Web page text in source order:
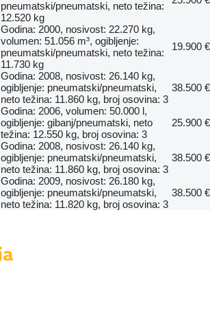
pneumatski/pneumatski, neto težina:
12.520 kg
Godina: 2000, nosivost: 22.270 kg,
volumen: 51.056 m³, ogibljenje:
pneumatski/pneumatski, neto težina:
11.730 kg
19.900 €
Godina: 2008, nosivost: 26.140 kg,
ogibljenje: pneumatski/pneumatski,
neto težina: 11.860 kg, broj osovina: 3
38.500 €
Godina: 2006, volumen: 50.000 l,
ogibljenje: gibanj/pneumatski, neto
težina: 12.550 kg, broj osovina: 3
25.900 €
Godina: 2008, nosivost: 26.140 kg,
ogibljenje: pneumatski/pneumatski,
neto težina: 11.860 kg, broj osovina: 3
38.500 €
Godina: 2009, nosivost: 26.180 kg,
ogibljenje: pneumatski/pneumatski,
neto težina: 11.820 kg, broj osovina: 3
38.500 €